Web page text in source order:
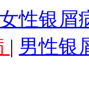
性银屑
| 男性银